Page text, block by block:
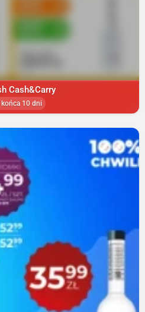
Cash&Carry
10 dni